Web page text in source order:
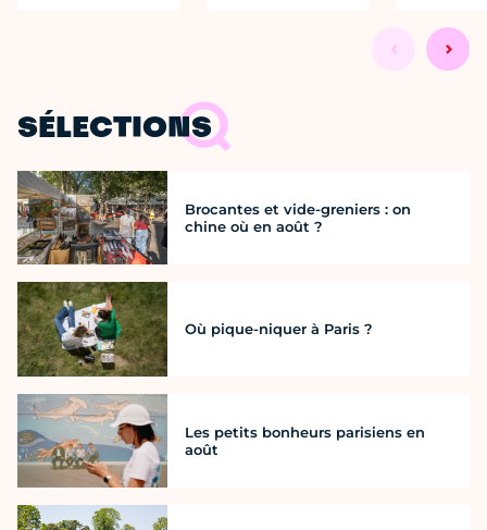
SÉLECTIONS
Brocantes et vide-greniers : on
chine où en août ?
Où pique-niquer à Paris ?
Les petits bonheurs parisiens en
août